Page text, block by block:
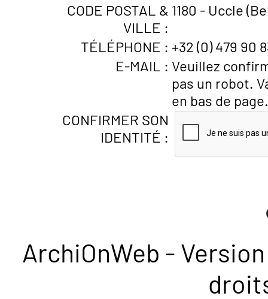
CODE POSTAL &
VILLE :
1180 - Uccle
TÉLÉPHONE : +32 (0) 479 90
E-MAIL : Veuillez
pas un robot.
en bas de page.
CONFIRMER SON
IDENTITÉ :
ArchiOnWeb -